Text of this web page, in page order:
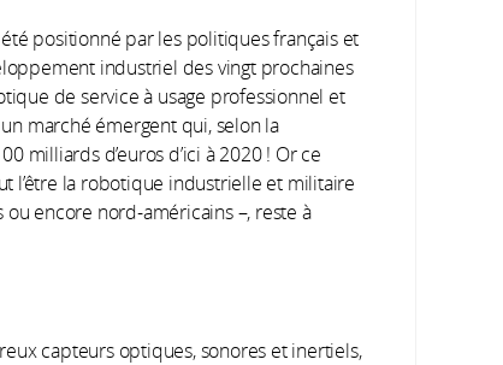
positionné par les politiques français et
industriel des vingt prochaines
de service à usage professionnel et
marché émergent qui, selon la
milliards d’euros d’ici à 2020 ! Or ce
l’être la robotique industrielle et militaire
encore nord-américains –, reste à
capteurs optiques, sonores et inertiels,